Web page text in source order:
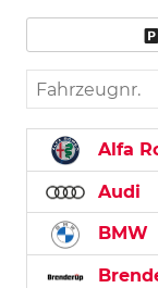
Fahrzeugnr.
Alfa
Audi
BMW